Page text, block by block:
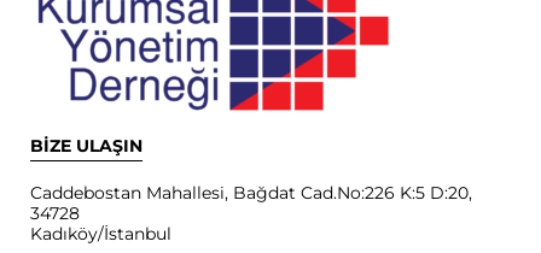
BİZE ULAŞIN
Caddebostan Mahallesi, Bağdat Cad.No:226 K:5 D:20,
34728
Kadıköy/İstanbul